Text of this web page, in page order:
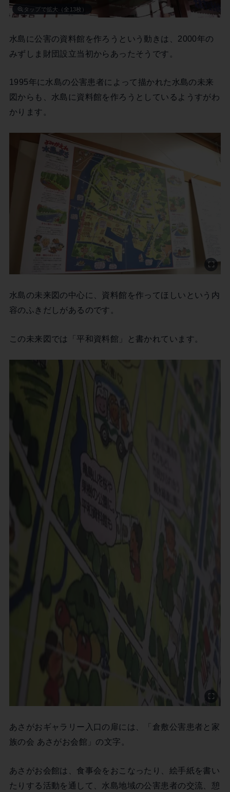
タップで拡大（全13枚）
水島に公害の資料館を作ろうという動きは、2000年の
みずしま財団設立当初からあったそうです。
1995年に水島の公害患者によって描かれた水島の未来
図からも、水島に資料館を作ろうとしているようすがわ
かります。
水島の未来図の中心に、資料館を作ってほしいという内
容のふきだしがあるのです。
この未来図では「平和資料館」と書かれています。
あさがおギャラリー入口の扉には、「倉敷公害患者と家
族の会 あさがお会館」の文字。
あさがお会館は、食事会をおこなったり、絵手紙を書い
たりする活動を通して、水島地域の公害患者の交流、憩